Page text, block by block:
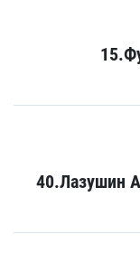
40.Лазушин